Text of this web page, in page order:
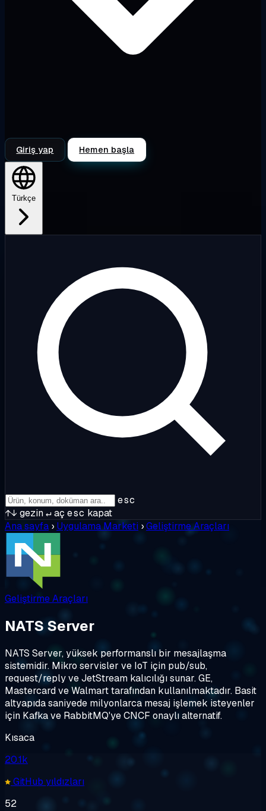
Giriş yap Hemen başla
Türkçe
esc
↑↓ gezin↵aç esc kapat
Ana sayfa › Uygulama Marketi ›Geliştirme Araçları
Geliştirme Araçları
NATS Server
NATS Server, yüksek performanslı bir mesajlaşma
sistemidir. Mikro servisler ve IoT için pub/sub,
request/reply ve JetStream kalıcılığı sunar. GE,
Mastercard ve Walmart tarafından kullanılmaktadır. Basit
altyapıda saniyede milyonlarca mesaj işlemek isteyenler
için Kafka ve RabbitMQ'ye CNCF onaylı alternatif.
Kısaca
20.1k
GitHub yıldızları
52